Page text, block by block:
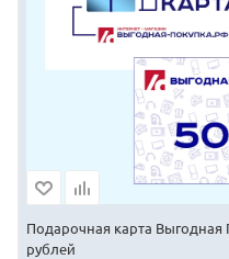
Подарочная карта Выгодная
рублей